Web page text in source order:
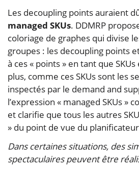
Les decoupling points auraient
managed SKUs. DDMRP
coloriage de graphes qui divise
groupes : les decoupling points
à ces « points » en tant que
plus, comme ces SKUs sont les
inspectés par le demand and
l’expression « managed SKUs »
et clarifie que tous les autres
» du point de vue du
Dans certaines situations, des
spectaculaires peuvent être